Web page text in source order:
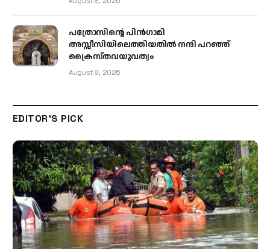
പത്രോസിന്റെ പിൻഗാമി
അസ്സീസിയിലെത്തിയതിൽ നന്ദി പറഞ്ഞ്
ക്രൈസ്തവയുവത്വം
August 8, 2026
EDITOR'S PICK